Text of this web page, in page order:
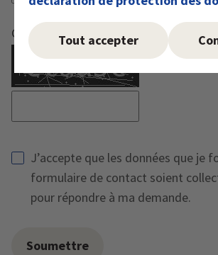
Tout accepter
Captcha must be executed
J’accepte que les données que je
formulaire de contact soient
pour répondre à ma demande.